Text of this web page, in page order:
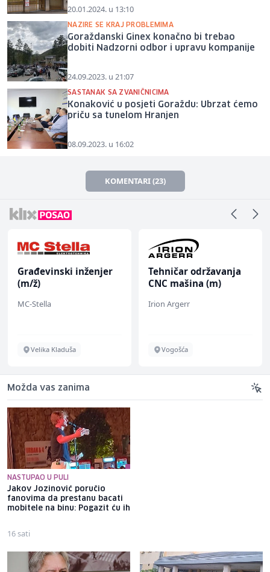
20.01.2024. u 13:10
NAZIRE SE KRAJ PROBLEMIMA
Goraždanski Ginex konačno bi trebao
dobiti Nadzorni odbor i upravu kompanije
24.09.2023. u 21:07
SASTANAK SA ZVANIČNICIMA
Konaković u posjeti Goraždu: Ubrzat ćemo
priču sa tunelom Hranjen
08.09.2023. u 16:02
KOMENTARI (23)
Građevinski inženjer
(m/ž)
MC-Stella
Velika Kladuša
Tehničar održavanja
CNC mašina (m)
Irion Argerr
Vogošća
Možda vas zanima
NASTUPAO U PULI
Jakov Jozinović poručio
fanovima da prestanu bacati
mobitele na binu: Pogazit ću ih
16 sati